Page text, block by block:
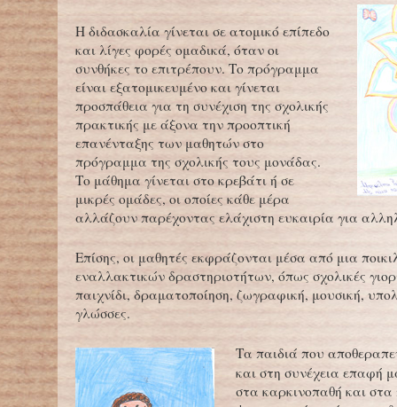
Η διδασκαλία γίνεται σε ατομικό επίπεδο
και λίγες φορές ομαδικά, όταν οι
συνθήκες το επιτρέπουν. Το πρόγραμμα
είναι εξατομικευμένο και γίνεται
προσπάθεια για τη συνέχιση της σχολικής
πρακτικής με άξονα την προοπτική
επανένταξης των μαθητών στο
πρόγραμμα της σχολικής τους μονάδας.
Το μάθημα γίνεται στο κρεβάτι ή σε
μικρές ομάδες, οι οποίες κάθε μέρα
αλλάζουν παρέχοντας ελάχιστη ευκαιρία για
Επίσης, οι μαθητές εκφράζονται μέσα από μια
εναλλακτικών δραστηριοτήτων, όπως σχολικές
παιχνίδι, δραματοποίηση, ζωγραφική, μουσική,
γλώσσες.
Τα παιδιά που
και στη συνέχεια επαφή
στα καρκινοπαθή και στα